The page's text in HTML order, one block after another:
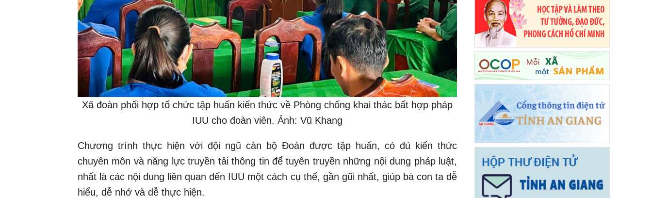
Xã đoàn phối hợp tổ chức tập huấn kiến thức về Phòng chống khai thác bất hợp pháp
IUU cho đoàn viên. Ảnh: Vũ Khang
Chương trình thực hiện với đội ngũ cán bộ Đoàn được tập huấn, có đủ kiến thức
chuyên môn và năng lực truyền tải thông tin để tuyên truyền những nội dung pháp luật,
nhất là các nội dung liên quan đến IUU một cách cụ thể, gần gũi nhất, giúp bà con ta dễ
hiểu, dễ nhớ và dễ thực hiện.